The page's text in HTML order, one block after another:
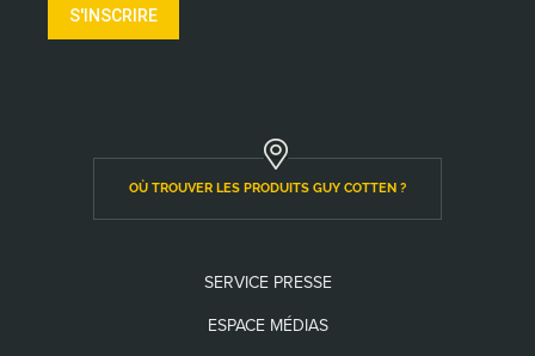
S'INSCRIRE
OÙ TROUVER LES PRODUITS GUY COTTEN ?
SERVICE PRESSE
ESPACE MÉDIAS